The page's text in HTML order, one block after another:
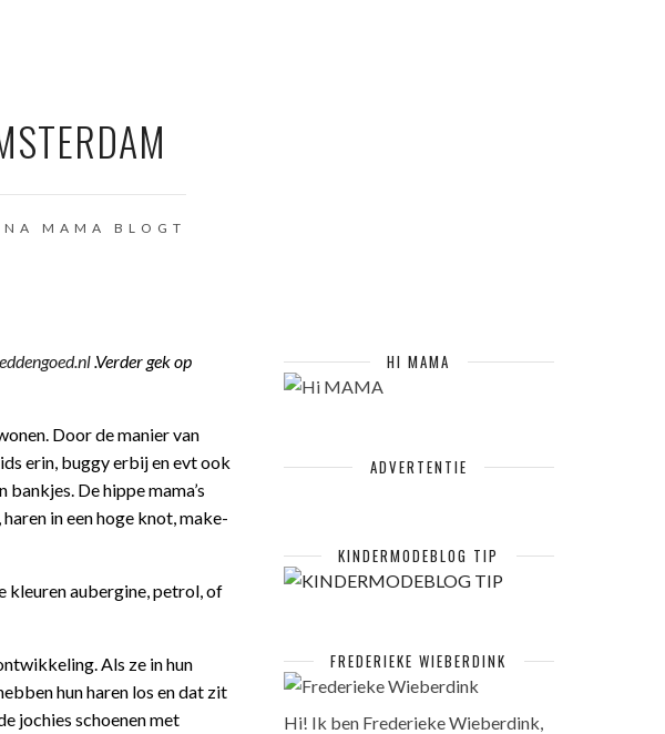
MAMA BLOGT
.Verder gekop
Door de manier van
erin, buggy erbij en evt ook
De hippe mama’s
in een hoge knot, make-
kleuren aubergine, petrol, of
Als ze in hun
hun haren los en dat zit
jochies schoenen met
HI MAMA
ADVERTENTIE
KINDERMODEBLOG TIP
FREDERIEKE WIEBERDINK
Hi! Ik ben Frederieke Wieberdink,